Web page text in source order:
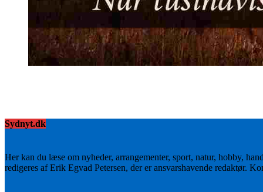
Sydnyt.dk
Her kan du læse om nyheder, arrangementer, sport, natur, hobby,
redigeres af Erik Egvad Petersen, der er ansvarshavende redaktør.